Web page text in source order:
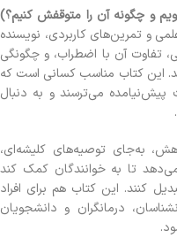
و چگونه آن را متوقفش کنیم؟)
و تمرین‌های کاربردی، نویسنده
تفاوت آن با اضطراب، و چگونگی
این کتاب مناسب کسانی است که
پیش‌نیامده می‌ترسند و به دنبال
به‌جای توصیه‌های کلیشه‌ای،
می‌دهد تا به خوانندگان کمک کند
کنند. این کتاب هم برای افراد
درمانگران و دانشجویان